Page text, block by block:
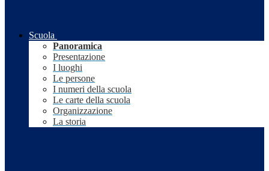
Scuola
Panoramica
Presentazione
I luoghi
Le persone
I numeri della scuola
Le carte della scuola
Organizzazione
La storia